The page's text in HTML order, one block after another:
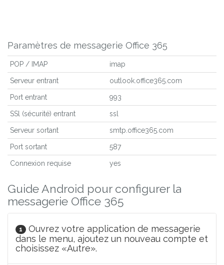
Paramètres de messagerie Office 365
POP / IMAP imap
Serveur entrant outlook.office365.com
Port entrant 993
SSl (sécurité) entrant ssl
Serveur sortant smtp.office365.com
Port sortant 587
Connexion requise yes
Guide Android pour configurer la
messagerie Office 365
1
Ouvrez votre application de messagerie
dans le menu, ajoutez un nouveau compte et
choisissez «Autre».